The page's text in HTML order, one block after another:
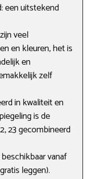
een uitstekend
veel
en kleuren, het is
en
zelf
in kwaliteit en
is de
23 gecombineerd
vanaf
leggen).